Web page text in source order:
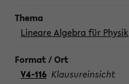
Lineare Algebra für Physik
V4-116 Klausureinsicht